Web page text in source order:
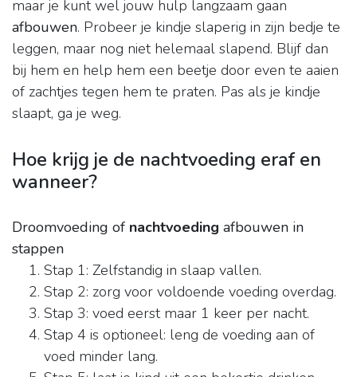
maar je kunt wel jouw hulp langzaam gaan
afbouwen. Probeer je kindje slaperig in zijn bedje te
leggen, maar nog niet helemaal slapend. Blijf dan
bij hem en help hem een beetje door even te aaien
of zachtjes tegen hem te praten. Pas als je kindje
slaapt, ga je weg.
Hoe krijg je de nachtvoeding eraf en
wanneer?
Droomvoeding of nachtvoeding afbouwen in
stappen
Stap 1: Zelfstandig in slaap vallen.
Stap 2: zorg voor voldoende voeding overdag.
Stap 3: voed eerst maar 1 keer per nacht.
Stap 4 is optioneel: leng de voeding aan of
voed minder lang.